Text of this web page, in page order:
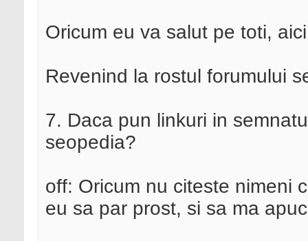
Oricum eu va salut pe toti,
Revenind la rostul forumului
7. Daca pun linkuri in
seopedia?
off: Oricum nu citeste nimeni
eu sa par prost, si sa ma